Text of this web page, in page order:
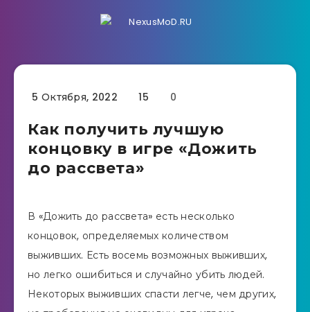
5 Октября, 2022 15 0
Как получить лучшую
концовку в игре «Дожить
до рассвета»
В «Дожить до рассвета» есть несколько
концовок, определяемых количеством
выживших. Есть восемь возможных выживших,
но легко ошибиться и случайно убить людей.
Некоторых выживших спасти легче, чем других,